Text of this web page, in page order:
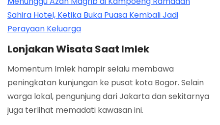
Sahira Hotel, Ketika Buka Puasa Kembali Jadi
Perayaan Keluarga
Lonjakan Wisata Saat Imlek
Momentum Imlek hampir selalu membawa
peningkatan kunjungan ke pusat kota Bogor. Selain
warga lokal, pengunjung dari Jakarta dan sekitarnya
juga terlihat memadati kawasan ini.